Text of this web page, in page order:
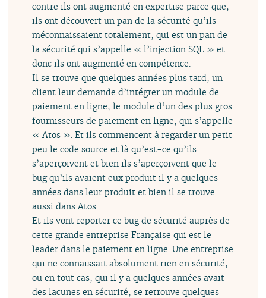
contre ils ont augmenté en expertise parce que,
ils ont découvert un pan de la sécurité qu’ils
méconnaissaient totalement, qui est un pan de
la sécurité qui s’appelle « l’injection SQL » et
donc ils ont augmenté en compétence.
Il se trouve que quelques années plus tard, un
client leur demande d’intégrer un module de
paiement en ligne, le module d’un des plus gros
fournisseurs de paiement en ligne, qui s’appelle
« Atos ». Et ils commencent à regarder un petit
peu le code source et là qu’est-ce qu’ils
s’aperçoivent et bien ils s’aperçoivent que le
bug qu’ils avaient eux produit il y a quelques
années dans leur produit et bien il se trouve
aussi dans Atos.
Et ils vont reporter ce bug de sécurité auprès de
cette grande entreprise Française qui est le
leader dans le paiement en ligne. Une entreprise
qui ne connaissait absolument rien en sécurité,
ou en tout cas, qui il y a quelques années avait
des lacunes en sécurité, se retrouve quelques